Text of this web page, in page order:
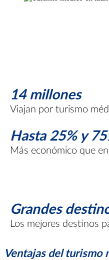
14 millones
Viajan por turismo
Hasta 25% y
Más económico que
Grandes
Los mejores destinos
Ventajas del turismo